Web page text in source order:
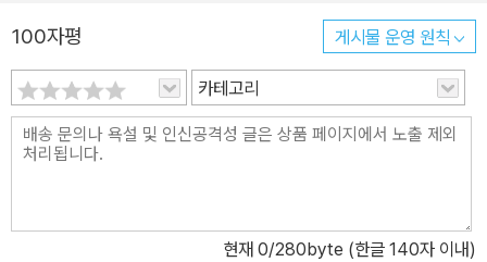
100자평 게시물 운영 원칙
카테고리
현재 0/280byte (한글 140자 이내)